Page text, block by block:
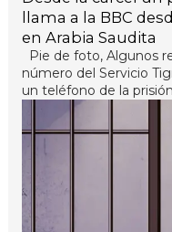
llama a la BBC
en Arabia Saudita
Pie de foto, Algunos
número del Servicio
un teléfono de la